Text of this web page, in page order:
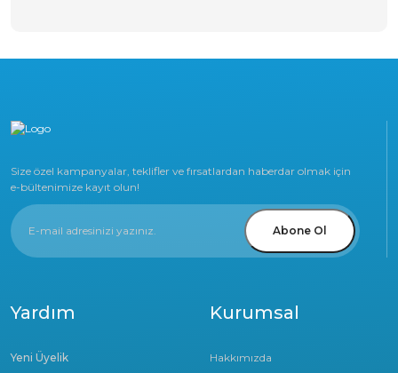
Size özel kampanyalar, teklifler ve fırsatlardan haberdar olmak için
e-bültenimize kayıt olun!
Abone Ol
Kurumsal
Hakkımızda
Yardım
Yeni Üyelik